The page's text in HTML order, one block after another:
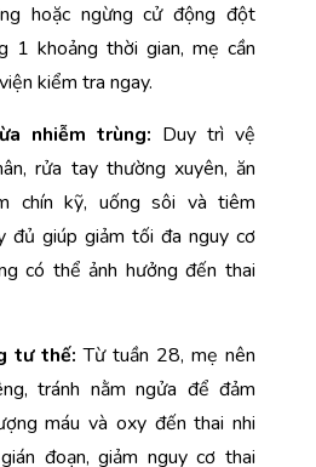
hoặc ngừng cử động đột
1 khoảng thời gian, mẹ cần
kiểm tra ngay.
nhiễm trùng: Duy trì vệ
rửa tay thường xuyên, ăn
chín kỹ, uống sôi và tiêm
đủ giúp giảm tối đa nguy cơ
có thể ảnh hưởng đến thai
tư thế: Từ tuần 28, mẹ nên
tránh nằm ngửa để đảm
máu và oxy đến thai nhi
đoạn, giảm nguy cơ thai